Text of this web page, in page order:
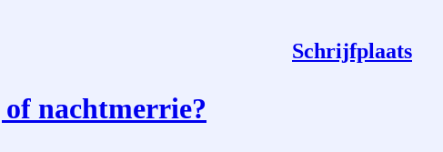
Schrijfplaats
nachtmerrie?